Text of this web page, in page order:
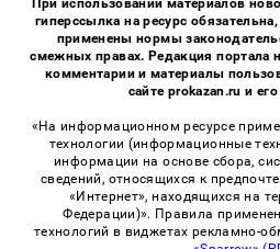
гиперссылка на ресурс
применены нормы
смежных правах. Редакция портала
комментарии и материалы
сайте prokazan.ru и
«На информационном ресурсе
технологии (информационные
информации на основе сбора,
сведений, относящихся к
«Интернет», находящихся на
Федерации)». Правила
технологий в виджетах рекламно-